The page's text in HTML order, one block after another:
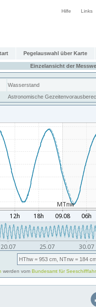
Hilfe Links
Pegelauswahl über Karte
Einzelansicht der
Wasserstand
Astronomische
HThw = 953 cm, NTnw = 184
werden vom Bundesamt für